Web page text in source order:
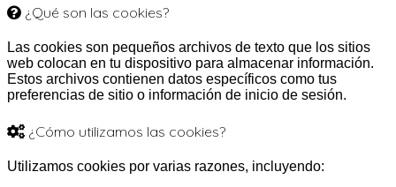
¿Qué son las cookies?
Las cookies son pequeños archivos de texto que los sitios
web colocan en tu dispositivo para almacenar información.
Estos archivos contienen datos específicos como tus
preferencias de sitio o información de inicio de sesión.
¿Cómo utilizamos las cookies?
Utilizamos cookies por varias razones, incluyendo: